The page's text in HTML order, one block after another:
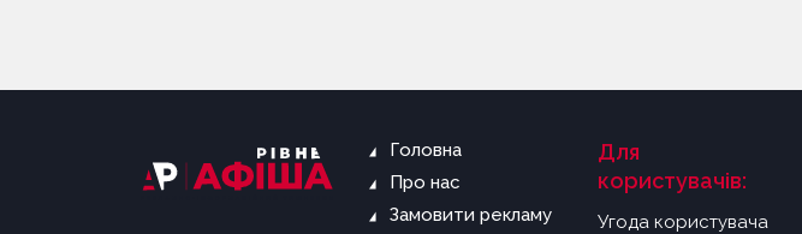
Головна
Про нас
Замовити рекламу
Для
користувачів:
Угода користувача